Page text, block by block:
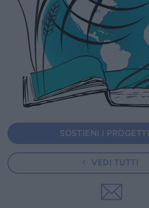
SOSTIENI I PROGETTI
VEDI TUTTI